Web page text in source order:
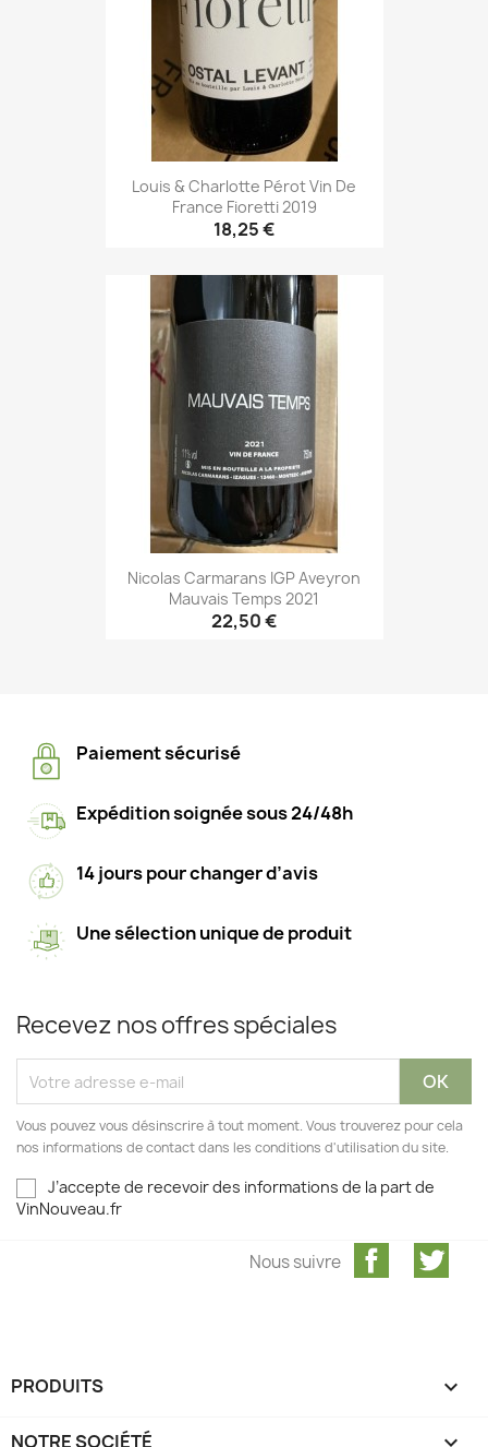
Louis & Charlotte Pérot Vin De
France Fioretti 2019
18,25 €
Nicolas Carmarans IGP Aveyron
Mauvais Temps 2021
22,50 €
Paiement sécurisé
Expédition soignée sous 24/48h
14 jours pour changer d’avis
Une sélection unique de produit
Recevez nos offres spéciales
Vous pouvez vous désinscrire à tout moment. Vous trouverez pour cela
nos informations de contact dans les conditions d'utilisation du site.
J’accepte de recevoir des informations de la part de
VinNouveau.fr
Facebook
Nous suivre
PRODUITS 
NOTRE SOCIÉTÉ